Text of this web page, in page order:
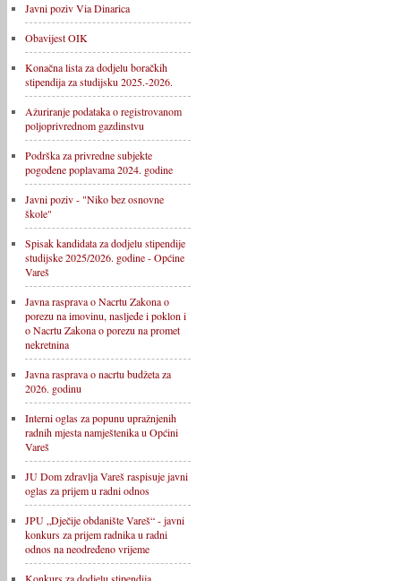
Javni poziv Via Dinarica
Obavijest OIK
Konačna lista za dodjelu boračkih
stipendija za studijsku 2025.-2026.
Ažuriranje podataka o registrovanom
poljoprivrednom gazdinstvu
Podrška za privredne subjekte
pogođene poplavama 2024. godine
Javni poziv - "Niko bez osnovne
škole"
Spisak kandidata za dodjelu stipendije
studijske 2025/2026. godine - Općine
Vareš
Javna rasprava o Nacrtu Zakona o
porezu na imovinu, nasljeđe i poklon i
o Nacrtu Zakona o porezu na promet
nekretnina
Javna rasprava o nacrtu budžeta za
2026. godinu
Interni oglas za popunu upražnjenih
radnih mjesta namještenika u Općini
Vareš
JU Dom zdravlja Vareš raspisuje javni
oglas za prijem u radni odnos
JPU „Dječije obdanište Vareš“ - javni
konkurs za prijem radnika u radni
odnos na neodređeno vrijeme